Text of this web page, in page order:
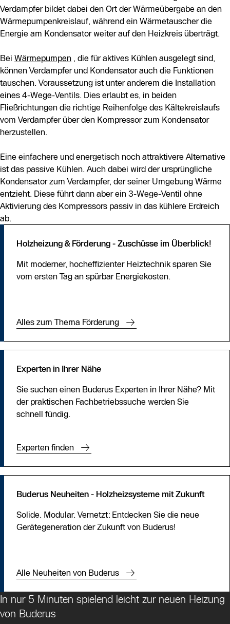
Verdampfer bildet dabei den Ort der Wärmeübergabe an den
Wärmepumpenkreislauf, während ein Wärmetauscher die
Energie am Kondensator weiter auf den Heizkreis überträgt.
Bei Wärmepumpen , die für aktives Kühlen ausgelegt sind,
können Verdampfer und Kondensator auch die Funktionen
tauschen. Voraussetzung ist unter anderem die Installation
eines 4-Wege-Ventils. Dies erlaubt es, in beiden
Fließrichtungen die richtige Reihenfolge des Kältekreislaufs
vom Verdampfer über den Kompressor zum Kondensator
herzustellen.
Eine einfachere und energetisch noch attraktivere Alternative
ist das passive Kühlen. Auch dabei wird der ursprüngliche
Kondensator zum Verdampfer, der seiner Umgebung Wärme
entzieht. Diese führt dann aber ein 3-Wege-Ventil ohne
Aktivierung des Kompressors passiv in das kühlere Erdreich
ab.
Holzheizung & Förderung - Zuschüsse im Überblick!
Mit moderner, hocheffizienter Heiztechnik sparen Sie
vom ersten Tag an spürbar Energiekosten.
Alles zum Thema Förderung
Experten in Ihrer Nähe
Sie suchen einen Buderus Experten in Ihrer Nähe? Mit
der praktischen Fachbetriebssuche werden Sie
schnell fündig.
Experten finden
Buderus Neuheiten - Holzheizsysteme mit Zukunft
Solide. Modular. Vernetzt: Entdecken Sie die neue
Gerätegeneration der Zukunft von Buderus!
Alle Neuheiten von Buderus
In nur 5 Minuten spielend leicht zur neuen Heizung
von Buderus